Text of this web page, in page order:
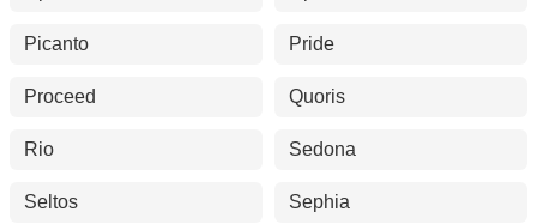
Picanto Pride
Proceed Quoris
Rio Sedona
Seltos Sephia